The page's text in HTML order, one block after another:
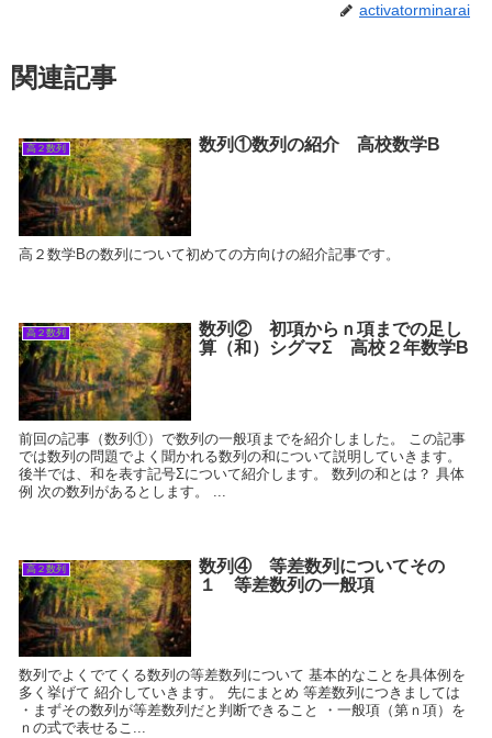
activatorminarai
関連記事
高２数列 数列①数列の紹介 高校数学B
高２数学Bの数列について初めての方向けの紹介記事です。
高２数列
数列② 初項からｎ項までの足し
算（和）シグマΣ 高校２年数学B
前回の記事（数列①）で数列の一般項までを紹介しました。 この記事
では数列の問題でよく聞かれる数列の和について説明していきます。
後半では、和を表す記号Σについて紹介します。 数列の和とは？ 具体
例 次の数列があるとします。 ...
高２数列
数列④ 等差数列についてその
１ 等差数列の一般項
数列でよくでてくる数列の等差数列について 基本的なことを具体例を
多く挙げて 紹介していきます。 先にまとめ 等差数列につきましては
・まずその数列が等差数列だと判断できること ・一般項（第ｎ項）を
ｎの式で表せるこ...